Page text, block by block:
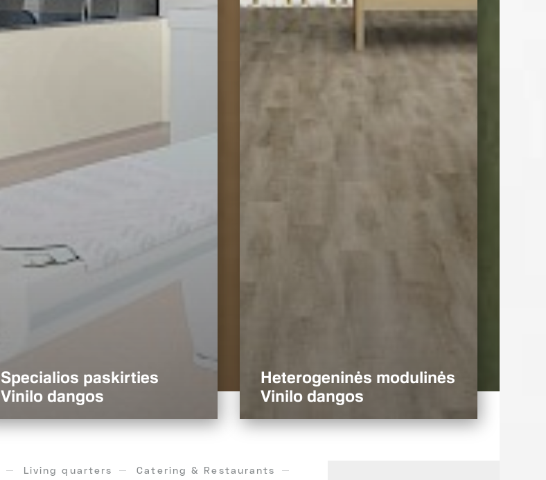
Specialios paskirties
Vinilo dangos
Heterogeninės modulinės
Vinilo dangos
Living quarters
Catering & Restaurants